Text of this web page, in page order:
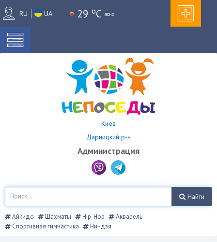
RU UA 29 oC ясно
Киев
Дарницкий р-н
Администрация
Найти
Айкидо Шахматы Hip-Hop
Акварель
Спортивная гимнастика
Ниндзя